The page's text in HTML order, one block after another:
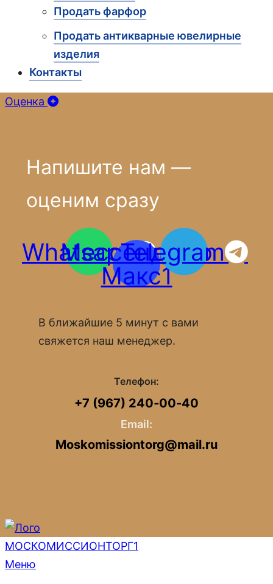
Продать фарфор
Продать антикварные ювелирные
изделия
Контакты
Оценка
Напишите нам —
оценим сразу
Whatsapp
Мессенджер
Макс1
Telegram
В ближайшие 5 минут с вами
свяжется наш менеджер.
Телефон:
+7 (967) 240‑00‑40
Email:
Moskomissiontorg@mail.ru
Меню